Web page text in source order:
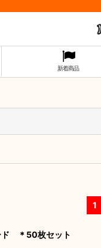
新着商品
1
ド ＊50枚セット